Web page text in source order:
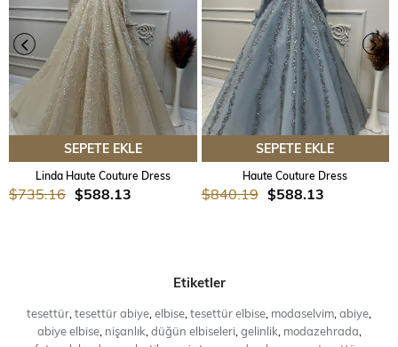
SEPETE EKLE
Linda Haute Couture Dress
$588.13
$735.16
SEPETE EKLE
Haute Couture Dress
$588.13
$840.19
Etiketler
tesettür tesettür abiye elbise tesettür elbise modaselvim abiye
abiye elbise, nişanlık düğün elbiseleri, gelinlik modazehrada